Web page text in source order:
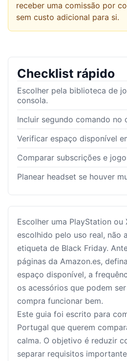
receber uma comissão por
sem custo adicional para si.
Checklist rápido
Escolher pela biblioteca de
consola.
Incluir segundo comando no
Verificar espaço disponível
Comparar subscrições e
Planear headset se houver
Escolher uma PlayStation ou
escolhido pelo uso real, não
etiqueta de Black Friday.
páginas da Amazon.es,
espaço disponível, a
os acessórios que podem
compra funcionar bem.
Este guia foi escrito para
Portugal que querem
calma. O objetivo é reduzir
separar requisitos